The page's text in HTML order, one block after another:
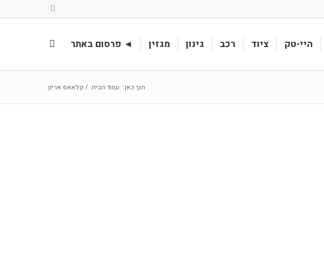
היי-טק ציוד רכב גינון מגזין ◄ פרסום באתר
הנך כאן: עמוד הבית / קלאאס אריון